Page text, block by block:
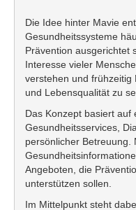
Die Idee hinter Mavie
Gesundheitssysteme
Prävention ausgerichtet
Interesse vieler
verstehen und
und Lebensqualität zu
Das Konzept basiert auf
Gesundheitsservices,
persönlicher Betreuung.
Angeboten, die
unterstützen sollen.
Im Mittelpunkt steht